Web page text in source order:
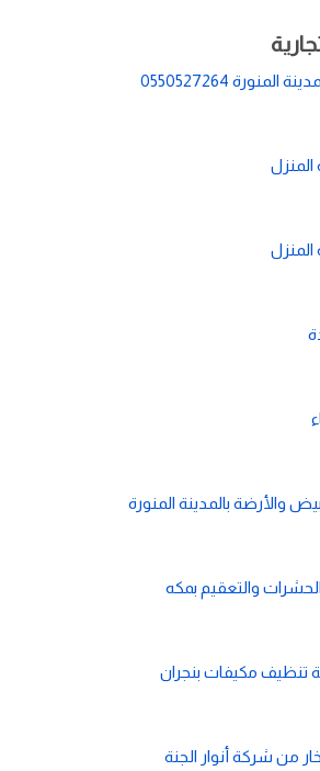
0550527264
المنزل
المنزل
والأرضة بالمدينة المنورة
والتعقيم بمكه
تنظيف مكيفات بنجران
من شركة أنوار الجنة